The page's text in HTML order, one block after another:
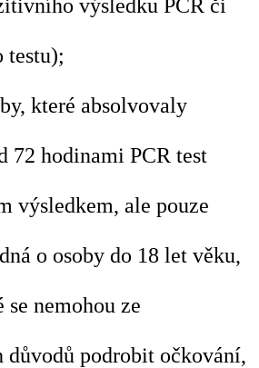
výsledku PCR či
testu);
které absolvovaly
72 hodinami PCR test
výsledkem, ale pouze
o osoby do 18 let věku,
se nemohou ze
důvodů podrobit očkování,